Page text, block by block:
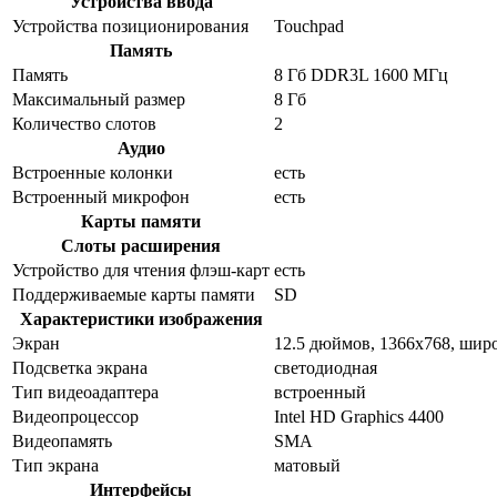
Устройства позиционирования
Touchpad
Память
Память
8 Гб DDR3L 1600 МГц
Максимальный размер
8 Гб
Количество слотов
2
Аудио
Встроенные колонки
есть
Встроенный микрофон
есть
Карты памяти
Слоты расширения
Устройство для чтения флэш-карт есть
Поддерживаемые карты памяти
SD
Характеристики изображения
Экран
12.5 дюймов, 1366x768,
Подсветка экрана
светодиодная
Тип видеоадаптера
встроенный
Видеопроцессор
Intel HD Graphics 4400
Видеопамять
SMA
Тип экрана
матовый
Интерфейсы